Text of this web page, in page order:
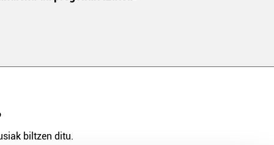
biltzen ditu.